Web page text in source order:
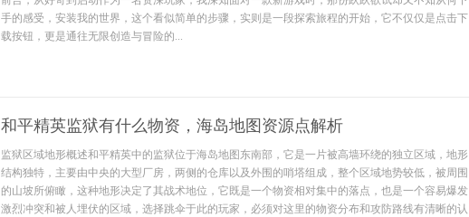
手的感受，安装我的世界，这个看似简单的步骤，实则是一段探索旅程的开始，它不仅仅是点击下
载按钮，更是通往无限创造与冒险的...
和平精英监狱有什么物资，海岛地图资源点解析
监狱区域地形概述和平精英中的监狱位于海岛地图东南部，它是一片被高墙环绕的独立区域，地形
结构独特，主要由中央的大型厂房，两侧的仓库以及外围的哨塔组成，整个区域地势较低，被周围
的山坡所俯瞰，这种地形决定了其战术地位，它既是一个物资相对集中的落点，也是一个容易爆发
激烈冲突和被人埋伏的区域，选择跳伞于此的玩家，必须对这里的物资分布和攻防路线有清晰的认